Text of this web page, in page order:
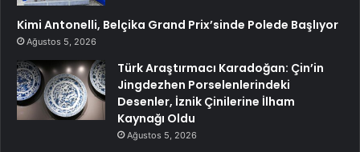
Kimi Antonelli, Belçika Grand Prix’sinde Polede Başlıyor
Ağustos 5, 2026
Türk Araştırmacı Karadoğan: Çin’in
Jingdezhen Porselenlerindeki
Desenler, İznik Çinilerine İlham
Kaynağı Oldu
Ağustos 5, 2026